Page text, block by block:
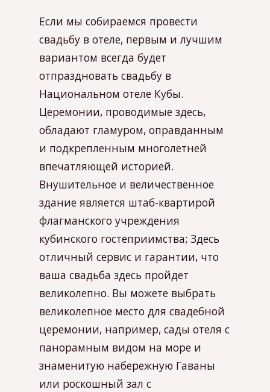
Если мы собираемся провести
свадьбу в отеле, первым и лучшим
вариантом всегда будет
отпраздновать свадьбу в
Национальном отеле Кубы.
Церемонии, проводимые здесь,
обладают гламуром, оправданным
и подкрепленным многолетней
впечатляющей историей.
Внушительное и величественное
здание является штаб-квартирой
флагманского учреждения
кубинского гостеприимства; Здесь
отличный сервис и гарантии, что
ваша свадьба здесь пройдет
великолепно. Вы можете выбрать
великолепное место для свадебной
церемонии, например, сады отеля с
панорамным видом на море и
знаменитую набережную Гаваны
или роскошный зал с